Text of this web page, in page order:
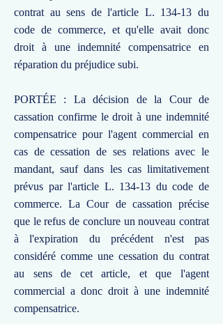
contrat au sens de l'article L. 134-13 du
code de commerce, et qu'elle avait donc
droit à une indemnité compensatrice en
réparation du préjudice subi.
PORTÉE : La décision de la Cour de
cassation confirme le droit à une indemnité
compensatrice pour l'agent commercial en
cas de cessation de ses relations avec le
mandant, sauf dans les cas limitativement
prévus par l'article L. 134-13 du code de
commerce. La Cour de cassation précise
que le refus de conclure un nouveau contrat
à l'expiration du précédent n'est pas
considéré comme une cessation du contrat
au sens de cet article, et que l'agent
commercial a donc droit à une indemnité
compensatrice.